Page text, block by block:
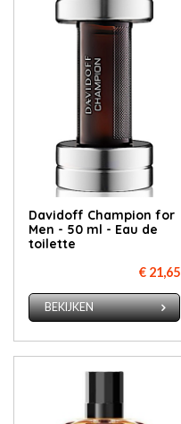
Davidoff Champion for
Men - 50 ml - Eau de
toilette
€ 21,65
BEKIJKEN